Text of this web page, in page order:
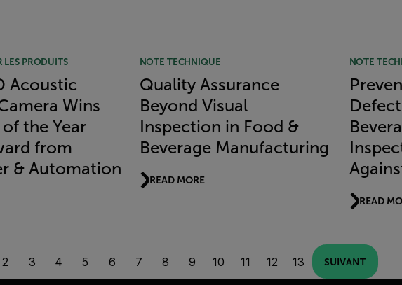
LES PRODUITS
Acoustic
Wins
the Year
from
& Automation
NOTE TECHNIQUE
Quality Assurance
Beyond Visual
Inspection in Food &
Beverage Manufacturing
READ MORE
NOTE
READ
2 3 4 5 6 7 8 9 10 11 12 13 SUIVANT